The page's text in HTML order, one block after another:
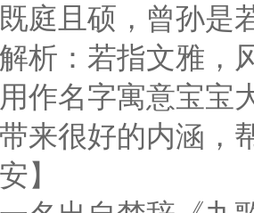
庭且硕，曾孙是
：若指文雅，风
作名字寓意宝宝
来很好的内涵，